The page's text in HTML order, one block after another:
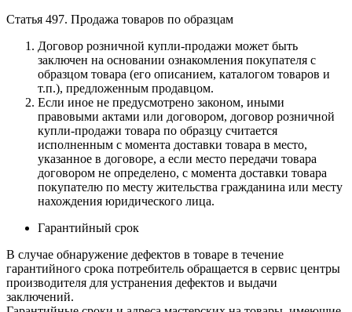
Статья 497. Продажа товаров по образцам
Договор розничной купли-продажи может быть
заключен на основании ознакомления покупателя с
образцом товара (его описанием, каталогом товаров и
т.п.), предложенным продавцом.
Если иное не предусмотрено законом, иными
правовыми актами или договором, договор розничной
купли-продажи товара по образцу считается
исполненным с момента доставки товара в место,
указанное в договоре, а если место передачи товара
договором не определено, с момента доставки товара
покупателю по месту жительства гражданина или месту
нахождения юридического лица.
Гарантийный срок
В случае обнаружение дефектов в товаре в течение
гарантийного срока потребитель обращается в сервис центры
производителя для устранения дефектов и выдачи
заключений.